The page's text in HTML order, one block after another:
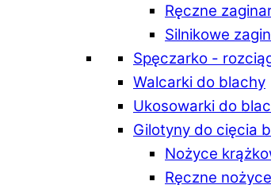
Ręczne
Silnikowe
Spęczarko -
Walcarki do blachy
Ukosowarki do
Gilotyny do cięcia
Nożyce
Ręczne